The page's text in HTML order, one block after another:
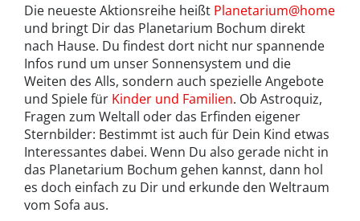
Die neueste Aktionsreihe heißt Planetarium@home
und bringt Dir das Planetarium Bochum direkt
nach Hause. Du findest dort nicht nur spannende
Infos rund um unser Sonnensystem und die
Weiten des Alls, sondern auch spezielle Angebote
und Spiele für Kinder und Familien. Ob Astroquiz,
Fragen zum Weltall oder das Erfinden eigener
Sternbilder: Bestimmt ist auch für Dein Kind etwas
Interessantes dabei. Wenn Du also gerade nicht in
das Planetarium Bochum gehen kannst, dann hol
es doch einfach zu Dir und erkunde den Weltraum
vom Sofa aus.